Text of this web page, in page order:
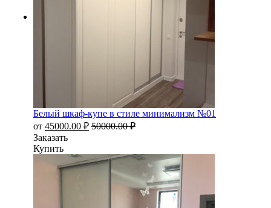
Белый шкаф-купе в стиле минимализм №01
от 45000.00 ₽ 50000.00₽
Заказать
Купить